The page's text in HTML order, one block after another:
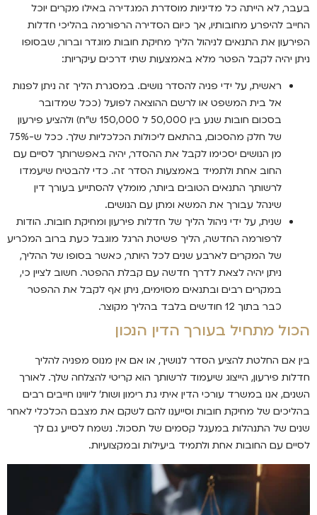
בעבר, לא הייתה כל מדיניות מוסדרת המגדירה באילו מקרים יוכל
החייב להיפרע מחובותיו, אך כיום הסדירה הרפורמה בהליכי חדלות
הפירעון את התנאים לניהול הליך מחיקת חובות מוגדר וברור, שבסופו
ניתן יהיה לקבל הפטר מלא באמצעות שתי דרכים עיקריות:
ראשית, על ידי פניה להסדר נושים. במסגרת הליך זה ניתן לפנות
אל בית המשפט או לרשם ההוצאה לפועל (ככל שמדובר
בסכום חובות שנע בין 50,000 ל 150,000 ש"ח) ולהציע פירעון
של חלק מהסכום, בהתאם ליכולות הכלכליות שלך. ככל ש-75%
מן הנושים יסכימו לקבל את ההסדר, יהיה באפשרותך לסיים עם
החוב אחת ולתמיד באמצעות הסדר זה. כדי להבטיח שיעמדו
לרשותך התנאים הטובים ביותר, מומלץ להסתייע בעורך דין
שינהל עבורך את המשא ומתן עם הנושים.
שנית, על ידי ניהול הליך של חדלות פירעון ומחיקת חובות. הודות
לרפורמה החדשה, הליך פשיטת הרגל מוגבל כעת ברוב המכריע
של המקרים לארבע שנים לכל היותר, כאשר בסופו של ההליך,
ניתן יהיה לצאת לדרך חדשה עם קבלת ההפטר. חשוב לציין כי,
במקרים רבים ובתנאים מסוימים, ניתן אף לקבל את ההפטר
כבר בתוך 12 חודשים בלבד בהליך מקוצר.
הכול מתחיל בעורך הדין הנכון
בין אם החלטת להציע הסדר לנושיך, או אם אין מנוס מפניה להליך
חדלות פירעון, הייצוג שיעמוד לרשותך הוא קריטי להצלחה שלך. לאורך
השנים, אנו במשרד עורכי הדין איתי גת רימון ושות' ליווינו חייבים רבים
בהליכים של מחיקת חובות וסייענו להם לשקם את מצבם הכלכלי לאחר
שנים של התנהלות במעגל קסמים של תסכול. נשמח לסייע גם לך
לסיים עם החובות אחת ולתמיד ביעילות ובמקצועיות.